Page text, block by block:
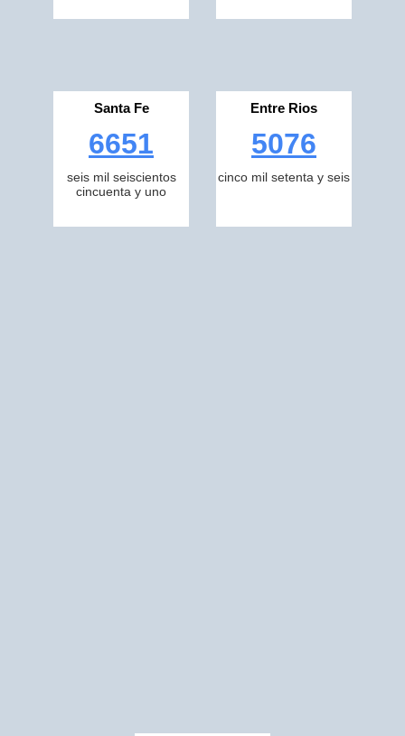
Santa Fe
6651
seis mil seiscientos
cincuenta y uno
Entre Rios
5076
cinco mil setenta y seis